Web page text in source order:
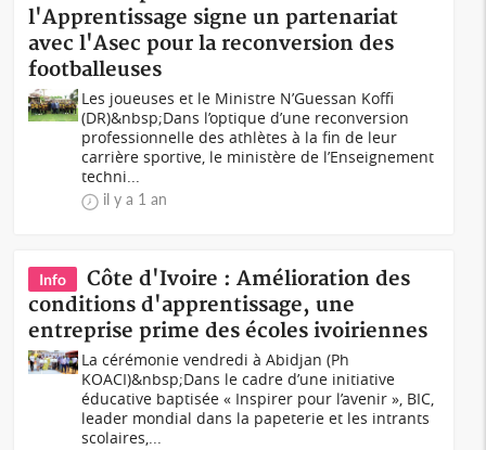
l'Apprentissage signe un partenariat
avec l'Asec pour la reconversion des
footballeuses
Les joueuses et le Ministre N’Guessan Koffi
(DR)&nbsp;Dans l’optique d’une reconversion
professionnelle des athlètes à la fin de leur
carrière sportive, le ministère de l’Enseignement
techni...
il y a 1 an
Info
Côte d'Ivoire : Amélioration des
conditions d'apprentissage, une
entreprise prime des écoles ivoiriennes
La cérémonie vendredi à Abidjan (Ph
KOACI)&nbsp;Dans le cadre d’une initiative
éducative baptisée « Inspirer pour l’avenir », BIC,
leader mondial dans la papeterie et les intrants
scolaires,...